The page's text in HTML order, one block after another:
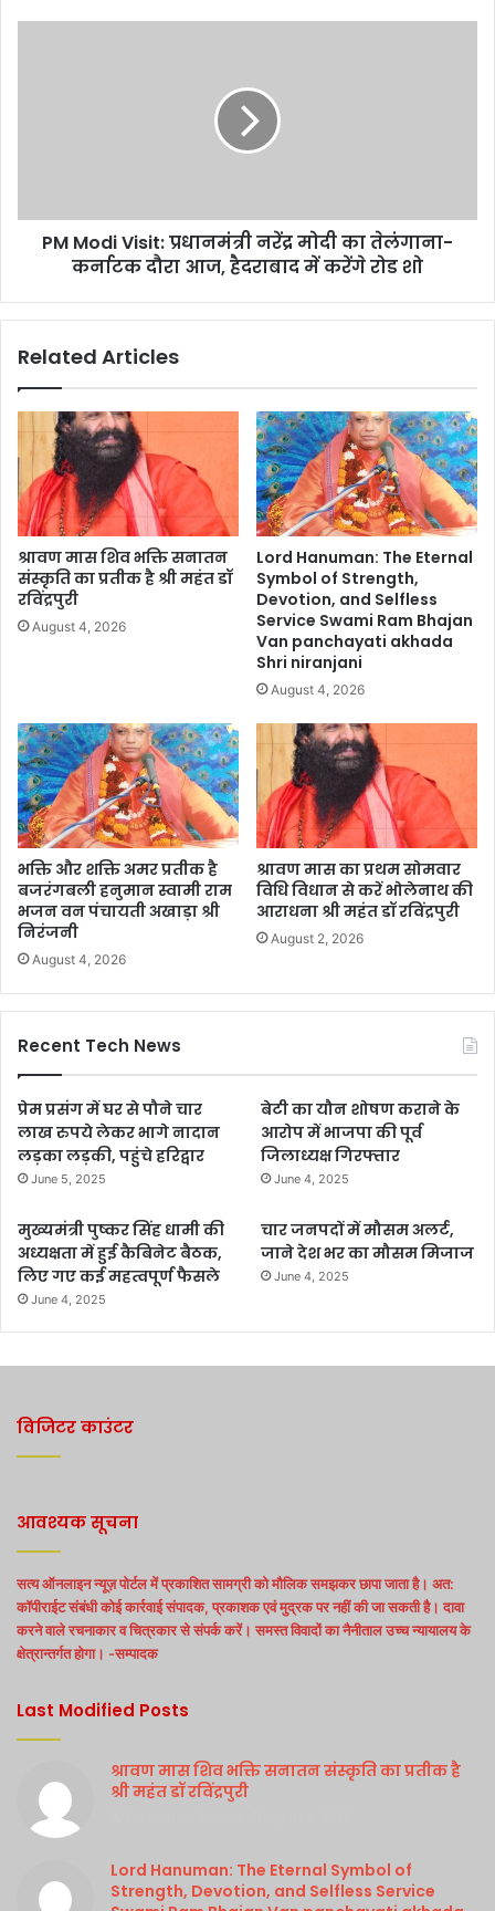
PM Modi Visit: प्रधानमंत्री नरेंद्र मोदी का तेलंगाना-
कर्नाटक दौरा आज, हैदराबाद में करेंगे रोड शो
Related Articles
श्रावण मास शिव भक्ति सनातन
संस्कृति का प्रतीक है श्री महंत डॉ
रविंद्रपुरी
August 4, 2026
Lord Hanuman: The Eternal
Symbol of Strength,
Devotion, and Selfless
Service Swami Ram Bhajan
Van panchayati akhada
Shri niranjani
August 4, 2026
भक्ति और शक्ति अमर प्रतीक है
बजरंगबली हनुमान स्वामी राम
भजन वन पंचायती अखाड़ा श्री
निरंजनी
August 4, 2026
श्रावण मास का प्रथम सोमवार
विधि विधान से करें भोलेनाथ की
आराधना श्री महंत डॉ रविंद्रपुरी
August 2, 2026
Recent Tech News
प्रेम प्रसंग में घर से पौने चार
लाख रुपये लेकर भागे नादान
लड़का लड़की, पहुंचे हरिद्वार
June 5, 2025
बेटी का यौन शोषण कराने के
आरोप में भाजपा की पूर्व
जिलाध्यक्ष गिरफ्तार
June 4, 2025
मुख्यमंत्री पुष्कर सिंह धामी की
अध्यक्षता में हुई कैबिनेट बैठक,
लिए गए कई महत्वपूर्ण फैसले
June 4, 2025
चार जनपदों में मौसम अलर्ट,
जाने देश भर का मौसम मिजाज
June 4, 2025
विजिटर काउंटर
आवश्यक सूचना
सत्य ऑनलाइन न्यूज़ पोर्टल में प्रकाशित सामग्री को मौलिक समझकर छापा जाता है। अत:
कॉपीराईट संबंधी कोई कार्रवाई संपादक, प्रकाशक एवं मुद्रक पर नहीं की जा सकती है। दावा
करने वाले रचनाकार व चित्रकार से संपर्क करें। समस्त विवादों का नैनीताल उच्च न्यायालय के
क्षेत्रान्तर्गत होगा। -सम्पादक
Last Modified Posts
श्रावण मास शिव भक्ति सनातन संस्कृति का प्रतीक है
श्री महंत डॉ रविंद्रपुरी
Lord Hanuman: The Eternal Symbol of
Strength, Devotion, and Selfless Service